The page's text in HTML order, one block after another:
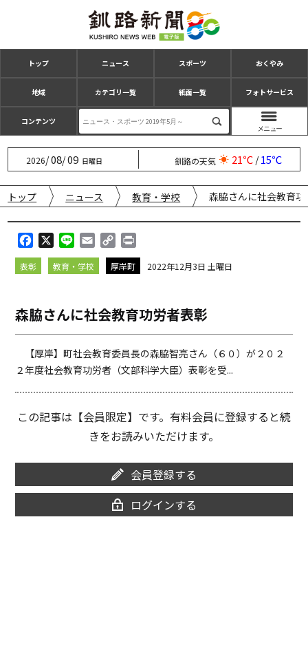
トップ ニュース スポーツ おくやみ
地域 カテゴリ一覧 紙面一覧 フォトサービス
コンテンツ
2026/08/09 日曜日 釧路の天気 21℃/15℃
トップ ニュース 教育・学校 森脇さんに社会教育
a
c
o
o
k
i
n
m
a
o
p
i
n
k
r
i
表彰 教育・学校 厚岸町 2022年12月3日 土曜日
森脇さんに社会教育功労者表彰
【厚岸】町社会教育委員長の森脇智亮さん（６０）が２０２
２年度社会教育功労者（文部科学大臣）表彰を受...
この記事は【会員限定】です。有料会員に登録すると続
きをお読みいただけます。
会員登録する
ログインする